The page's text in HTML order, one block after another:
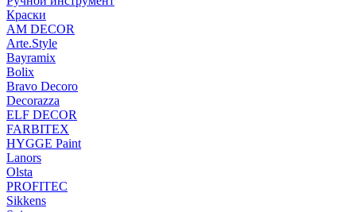
Краски
AM DECOR
Arte.Style
Bayramix
Bolix
Bravo Decoro
Decorazza
ELF DECOR
FARBITEX
HYGGE Paint
Lanors
Olsta
PROFITEC
Sikkens